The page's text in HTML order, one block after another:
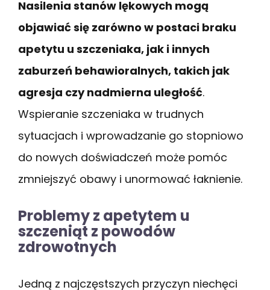
Nasilenia stanów lękowych mogą
objawiać się zarówno w postaci braku
apetytu u szczeniaka, jak i innych
zaburzeń behawioralnych, takich jak
agresja czy nadmierna uległość.
Wspieranie szczeniaka w trudnych
sytuacjach i wprowadzanie go stopniowo
do nowych doświadczeń może pomóc
zmniejszyć obawy i unormować łaknienie.
Problemy z apetytem u
szczeniąt z powodów
zdrowotnych
Jedną z najczęstszych przyczyn niechęci